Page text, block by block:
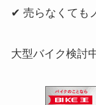
✔ 売らなくても
大型バイク検討